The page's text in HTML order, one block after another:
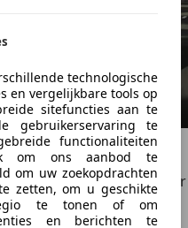
technologische
en vergelijkbare tools op
sitefuncties aan te
gebruikerservaring te
functionaliteiten
om ons aanbod te
om uw zoekopdrachten
zetten, om u geschikte
te tonen of om
en berichten te
dus onderscheiden
heeft de Japanner er
te zijn, door het
95 pk. De instapversie